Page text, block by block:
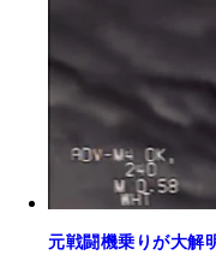
元戦闘機乗りが大解